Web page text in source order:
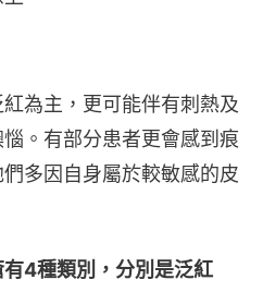
為主，更可能伴有刺熱及
。有部分患者更會感到痕
多因自身屬於較敏感的皮
4種類別，分別是泛紅